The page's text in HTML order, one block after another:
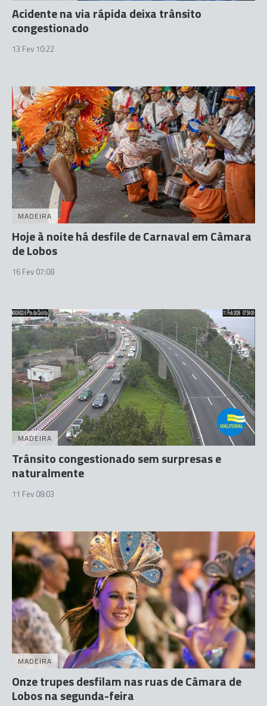
Acidente na via rápida deixa trânsito
congestionado
13 Fev 10:22
MADEIRA
Hoje à noite há desfile de Carnaval em Câmara
de Lobos
16 Fev 07:08
MADEIRA
Trânsito congestionado sem surpresas e
naturalmente
11 Fev 08:03
MADEIRA
Onze trupes desfilam nas ruas de Câmara de
Lobos na segunda-feira